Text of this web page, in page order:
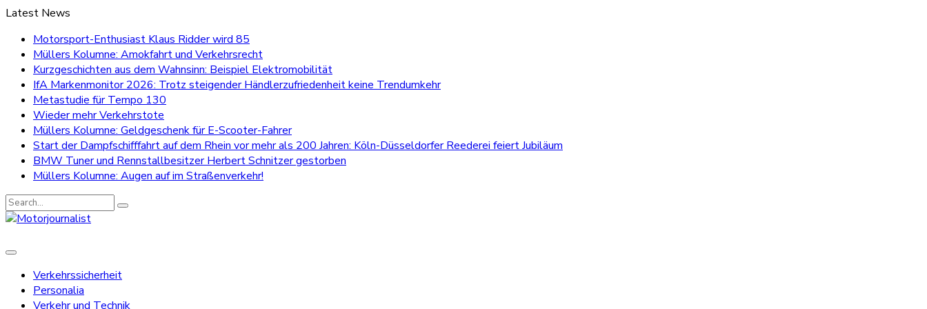
Latest News
Motorsport-Enthusiast Klaus Ridder wird 85
Müllers Kolumne: Amokfahrt und Verkehrsrecht
Kurzgeschichten aus dem Wahnsinn: Beispiel Elektromobilität
IfA Markenmonitor 2026: Trotz steigender Händlerzufriedenheit keine Trendumkehr
Metastudie für Tempo 130
Wieder mehr Verkehrstote
Müllers Kolumne: Geldgeschenk für E-Scooter-Fahrer
Start der Dampfschifffahrt auf dem Rhein vor mehr als 200 Jahren: Köln-Düsseldorfer Reederei feiert Jubiläum
BMW Tuner und Rennstallbesitzer Herbert Schnitzer gestorben
Müllers Kolumne: Augen auf im Straßenverkehr!
Search
for:
Verkehrssicherheit
Personalia
Verkehr und Technik